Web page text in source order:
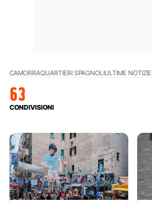
CAMORRAQUARTIERI SPAGNOLIULTIME NOTIZIE
63
CONDIVISIONI